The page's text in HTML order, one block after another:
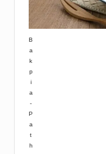
B
a
k
p
i
a
-
P
a
t
h